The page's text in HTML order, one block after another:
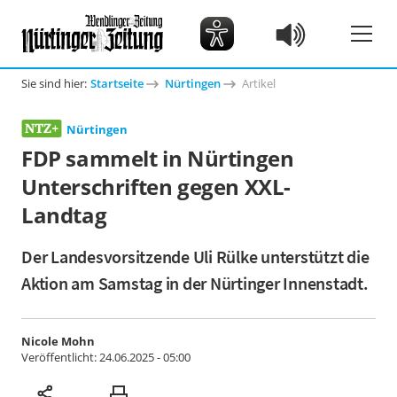
Sie sind hier: Startseite Nürtingen Artikel
Nürtingen
FDP sammelt in Nürtingen
Unterschriften gegen XXL-
Landtag
Der Landesvorsitzende Uli Rülke unterstützt die
Aktion am Samstag in der Nürtinger Innenstadt.
Nicole Mohn
Veröffentlicht:24.06.2025 - 05:00